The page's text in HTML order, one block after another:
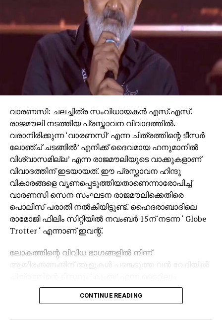
വാരണസി: ചലച്ചിത്ര സംവിധായകന്‍ എസ്.എസ്.
രാജമൗലി നടത്തിയ പ്രസ്താവന വിവാദത്തില്‍.
വരാനിരിക്കുന്ന ‘വാരണസി’ എന്ന ചിത്രത്തിന്റെ ടീസര്‍
ലോഞ്ച് ചടങ്ങില്‍’ എനിക്ക് ദൈവമായ ഹനുമാനില്‍
വിശ്വാസമില്ല’ എന്ന രാജമൗലിയുടെ വാക്കുകളാണ്
വിവാദത്തിന് ഇടയായത്. ഈ പ്രസ്താവന ഹിന്ദു
വികാരങ്ങളെ വൃണപ്പെടുത്തിയതാണെന്നാരോപിച്ച്
വാരണസി സെന സംഘടന രാജമൗലിക്കെതിരെ
പൊലീസ് പരാതി നല്‍കിയിട്ടുണ്ട്. ഹൈദരാബാദിലെ
രാമോജി ഫിലിം സിറ്റിയില്‍ നവംബര്‍ 15ന് നടന്ന ‘ Globe
Trotter ‘ എന്നാണ് ഇവന്റ്.
ലോകത്തിന്റെ വിവിധ ഭാഗങ്ങളില്‍ നിന്ന്
ആയിരക്കണക്കിന് ആളുകള്‍ പങ്കെടുത്ത വന്‍ വേദിയില്‍
പുറത്തിറക്കിയിരുന്നു. സാങ്കേതിക പ്രശ്‌നങ്ങള്‍ നേരിട്ട
സമയത്താണ് രാജമൗലി വിവാദമായി മാറിയ പ്രസ്താവന
CONTINUE READING